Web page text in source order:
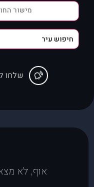
מישור
שלחו
אוף, לא